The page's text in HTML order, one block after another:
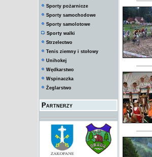
Sporty pożarnicze
Sporty samochodowe
Sporty samolotowe
Sporty walki
Strzelectwo
Tenis ziemny i stołowy
Unihokej
Wędkarstwo
Wspinaczka
Żeglarstwo
Partnerzy